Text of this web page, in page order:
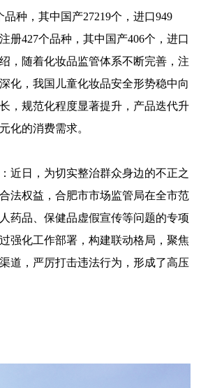
品种，其中国产27219个，进口949
册427个品种，其中国产406个，进口
，随着化妆品监管体系不断完善，注
化，我国儿童化妆品安全形势稳中向
，规范化程度显著提升，产品迭代升
化的消费需求。
：近日，为切实整治群众身边的不正之
法权益，合肥市市场监管局在全市范
药品、保健品虚假宣传等问题的专项
强化工作部署，构建联动格局，聚焦
道，严厉打击违法行为，形成了高压